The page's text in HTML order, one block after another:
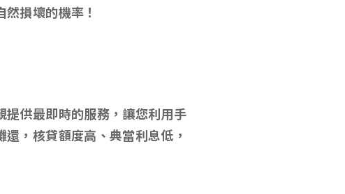
損壞的機率！
供最即時的服務，讓您利用手
，核貸額度高、典當利息低，